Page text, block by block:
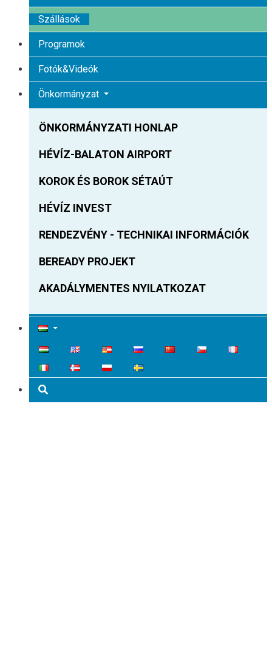
Szállások
Programok
Fotók&Videók
Önkormányzat
ÖNKORMÁNYZATI HONLAP
HÉVÍZ-BALATON AIRPORT
KOROK ÉS BOROK SÉTAÚT
HÉVÍZ INVEST
RENDEZVÉNY - TECHNIKAI INFORMÁCIÓK
BEREADY PROJEKT
AKADÁLYMENTES NYILATKOZAT